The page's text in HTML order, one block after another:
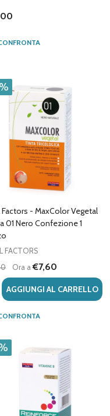
- MaxColor Vegetal
01 Nero Confezione 1
FACTORS
Ora a€7,60
AGGIUNGI AL CARRELLO